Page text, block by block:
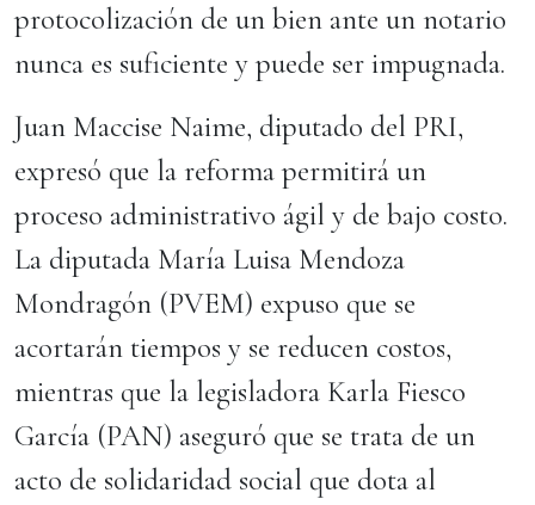
protocolización de un bien ante un notario
nunca es suficiente y puede ser impugnada.
Juan Maccise Naime, diputado del PRI,
expresó que la reforma permitirá un
proceso administrativo ágil y de bajo costo.
La diputada María Luisa Mendoza
Mondragón (PVEM) expuso que se
acortarán tiempos y se reducen costos,
mientras que la legisladora Karla Fiesco
García (PAN) aseguró que se trata de un
acto de solidaridad social que dota al